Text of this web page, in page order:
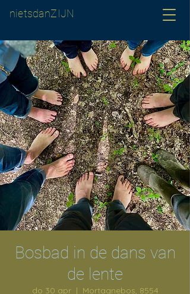
nietsdanZIJN
Bosbad in de dans van
de lente
do 30 apr
  |
Mortagnebos, 8554